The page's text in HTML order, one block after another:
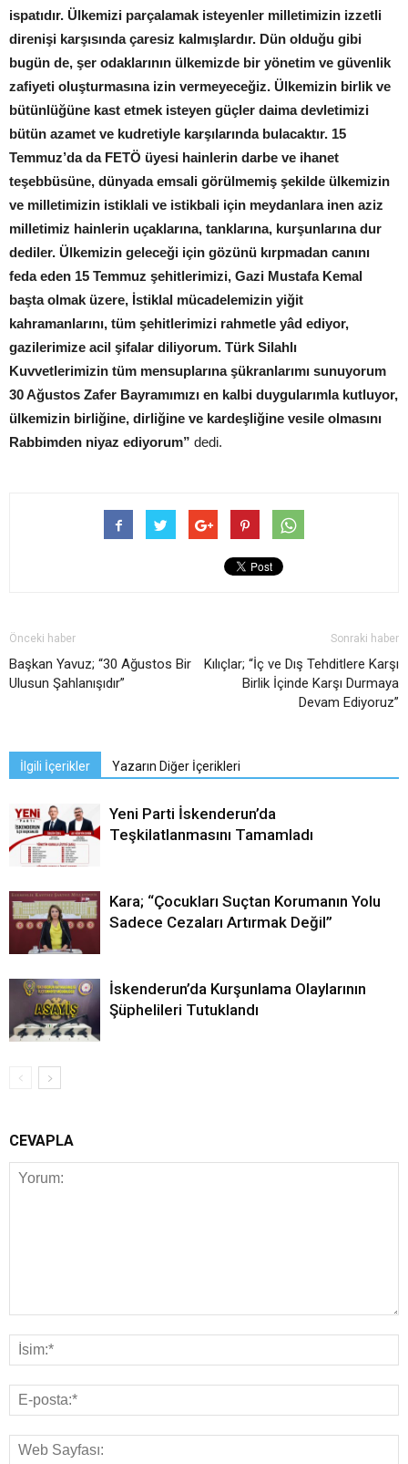
ispatıdır. Ülkemizi parçalamak isteyenler milletimizin izzetli
direnişi karşısında çaresiz kalmışlardır. Dün olduğu gibi
bugün de, şer odaklarının ülkemizde bir yönetim ve güvenlik
zafiyeti oluşturmasına izin vermeyeceğiz. Ülkemizin birlik ve
bütünlüğüne kast etmek isteyen güçler daima devletimizi
bütün azamet ve kudretiyle karşılarında bulacaktır. 15
Temmuz’da da FETÖ üyesi hainlerin darbe ve ihanet
teşebbüsüne, dünyada emsali görülmemiş şekilde ülkemizin
ve milletimizin istiklali ve istikbali için meydanlara inen aziz
milletimiz hainlerin uçaklarına, tanklarına, kurşunlarına dur
dediler. Ülkemizin geleceği için gözünü kırpmadan canını
feda eden 15 Temmuz şehitlerimizi, Gazi Mustafa Kemal
başta olmak üzere, İstiklal mücadelemizin yiğit
kahramanlarını, tüm şehitlerimizi rahmetle yâd ediyor,
gazilerimize acil şifalar diliyorum. Türk Silahlı
Kuvvetlerimizin tüm mensuplarına şükranlarımı sunuyorum
30 Ağustos Zafer Bayramımızı en kalbi duygularımla kutluyor,
ülkemizin birliğine, dirliğine ve kardeşliğine vesile olmasını
Rabbimden niyaz ediyorum” dedi.
Önceki haber
Başkan Yavuz; “30 Ağustos Bir
Ulusun Şahlanışıdır”
Sonraki haber
Kılıçlar; “İç ve Dış Tehditlere Karşı
Birlik İçinde Karşı Durmaya
Devam Ediyoruz”
İlgili İçerikler Yazarın Diğer İçerikleri
Yeni Parti İskenderun’da
Teşkilatlanmasını Tamamladı
Kara; “Çocukları Suçtan Korumanın Yolu
Sadece Cezaları Artırmak Değil”
İskenderun’da Kurşunlama Olaylarının
Şüphelileri Tutuklandı
CEVAPLA